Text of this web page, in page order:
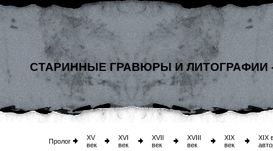
СТАРИННЫЕ ГРАВЮРЫ И ЛИТОГРАФИИ
Пролог
XV
век
XVI
век
XVII
век
XVIII
век
XIX
век
XIX